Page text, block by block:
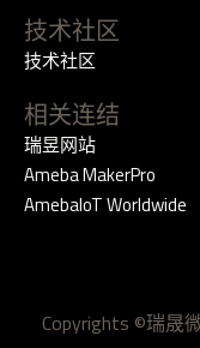
技术社区
技术社区
相关连结
瑞昱网站
Ameba MakerPro
AmebaIoT Worldwide
Copyrights ©瑞晟